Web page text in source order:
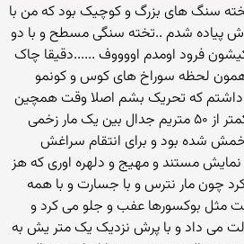
سنگ های بزرگ و کوچیک بود که من با
پیاده شدم ..تخته سنگی مسطح و با دو
فرود اومدم اووووف ......دقیقا چاک
لحظه سوراخ های کوس و کونمو
داشتم که تحریک بشم اصلا وقت همچین
کارایی نبود چون در فاصله کمتر از ۵۰ متریم جدال بین یک مار زخمی
شده بود و برای انتقام سراغش
نمایش مستند و مهیج و دلهره اوری که هز
چون مار نترس و با جسارت و با همه
مثل بوکسورها عفب و جلو می کرد و
می داد و با پرش نزدیک یک متر یش به